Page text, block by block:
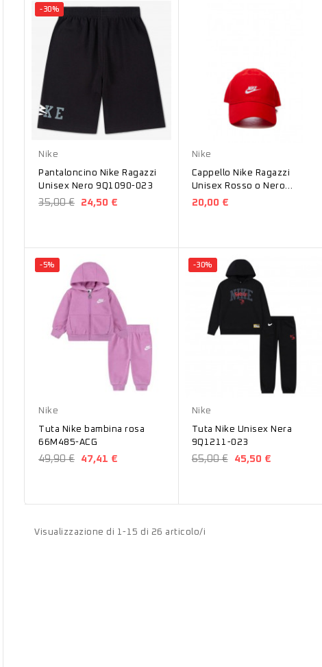
Nero
-30%
Nike
Pantaloncino Nike Ragazzi
Unisex Nero 9Q1090-023
35,00 € 24,50 €
Nike
Cappello Nike Ragazzi
Unisex Rosso o Nero
8A2902-U10
20,00 €
-5%
Nike
Tuta Nike bambina rosa
66M485-ACG
49,90 € 47,41 €
-30%
Nike
Tuta Nike Unisex Nera
9Q1211-023
65,00 € 45,50 €
Visualizzazione di 1-15 di 26 articolo/i